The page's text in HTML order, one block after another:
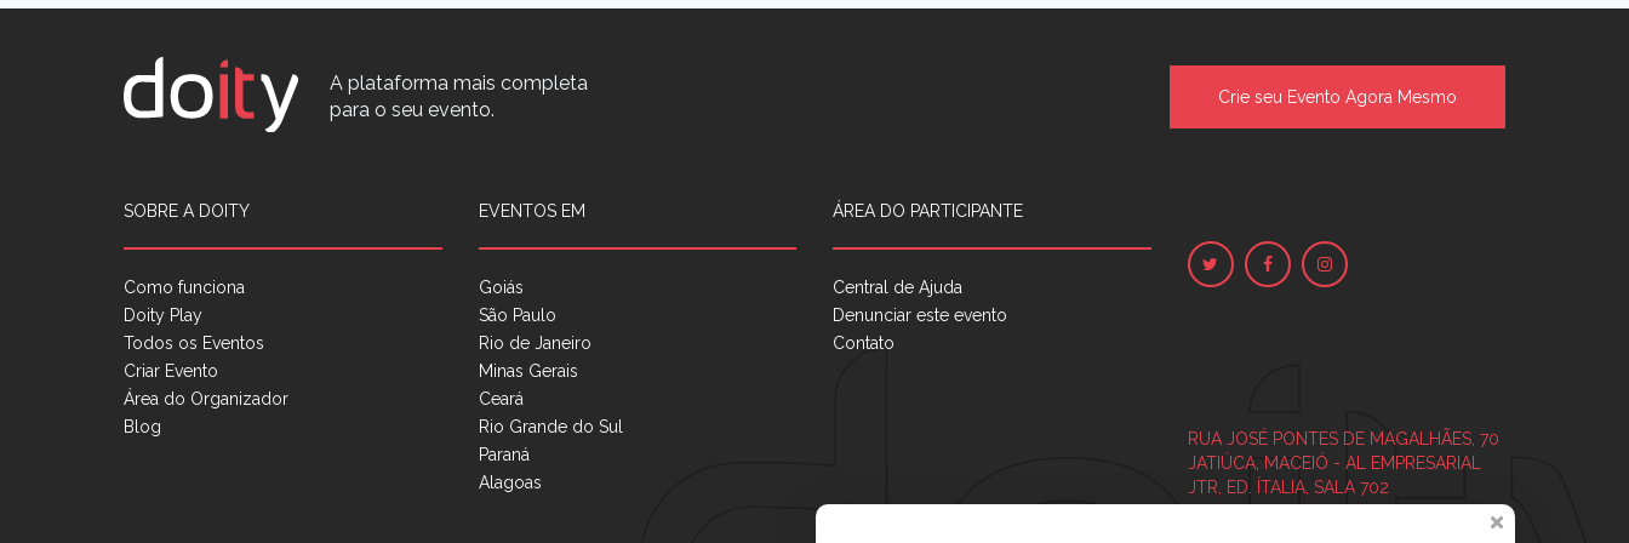
A plataforma mais completa
para o seu evento.
Crie seu Evento Agora Mesmo
SOBRE A DOITY
Como funciona
Doity Play
Todos os Eventos
Criar Evento
Área do Organizador
Blog
EVENTOS EM
Goiás
São Paulo
Rio de Janeiro
Minas Gerais
Ceará
Rio Grande do Sul
Paraná
Alagoas
ÁREA DO PARTICIPANTE
Central de Ajuda
Denunciar este evento
Contato
RUA JOSÉ PONTES DE MAGALHÃES, 70
JATIÚCA, MACEIÓ - AL
EMPRESARIAL
JTR, ED. ÍTALIA, SALA 702